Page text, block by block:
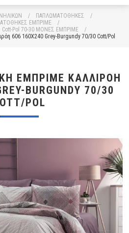
/ ΠΑΠΛΩΜΑΤΟΘΗΚΕΣ
/
ΕΜΠΡΙΜΕ
/
Pol 70-30 ΜΟΝΕΣ ΕΜΠΡΙΜΕ
/
606 160X240 Grey-Burgundy 70/30 Cott/Pol
ΕΜΠΡΙΜΈ ΚΑΛΛΙΡΌΗ
BURGUNDY 70/30
POL